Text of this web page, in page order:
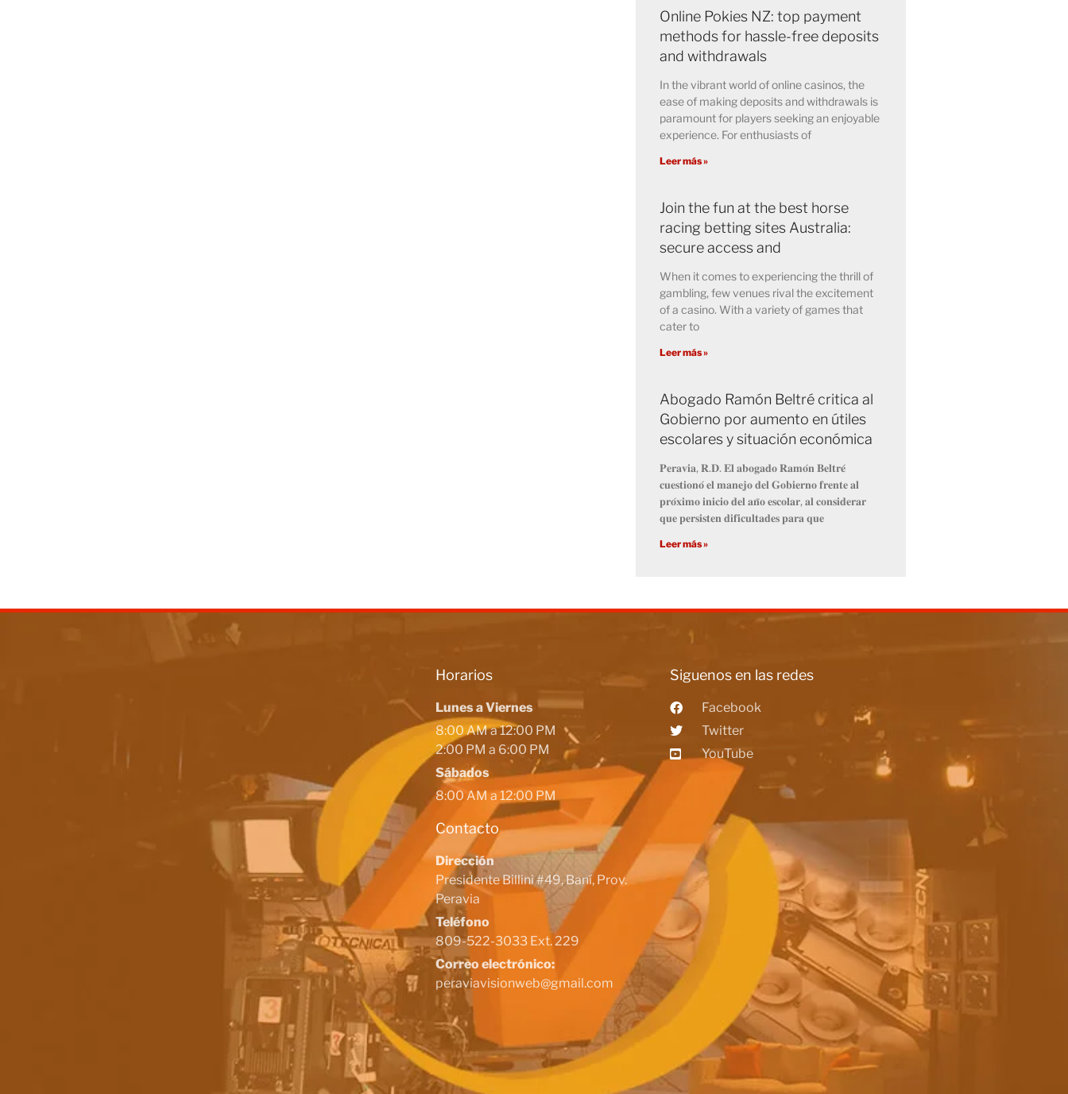
Online Pokies NZ: top payment
methods for hassle-free deposits
and withdrawals
In the vibrant world of online casinos, the
ease of making deposits and withdrawals is
paramount for players seeking an enjoyable
experience. For enthusiasts of
Leer más »
Join the fun at the best horse
racing betting sites Australia:
secure access and
When it comes to experiencing the thrill of
gambling, few venues rival the excitement
of a casino. With a variety of games that
cater to
Leer más »
Abogado Ramón Beltré critica al
Gobierno por aumento en útiles
escolares y situación económica
𝐏𝐞𝐫𝐚𝐯𝐢𝐚, 𝐑.𝐃. 𝐄𝐥 𝐚𝐛𝐨𝐠𝐚𝐝𝐨 𝐑𝐚𝐦𝐨́𝐧 𝐁𝐞𝐥𝐭𝐫𝐞́
𝐜𝐮𝐞𝐬𝐭𝐢𝐨𝐧𝐨́ 𝐞𝐥 𝐦𝐚𝐧𝐞𝐣𝐨 𝐝𝐞𝐥 𝐆𝐨𝐛𝐢𝐞𝐫𝐧𝐨 𝐟𝐫𝐞𝐧𝐭𝐞 𝐚𝐥
𝐩𝐫𝐨́𝐱𝐢𝐦𝐨 𝐢𝐧𝐢𝐜𝐢𝐨 𝐝𝐞𝐥 𝐚𝐧̃𝐨 𝐞𝐬𝐜𝐨𝐥𝐚𝐫, 𝐚𝐥 𝐜𝐨𝐧𝐬𝐢𝐝𝐞𝐫𝐚𝐫
𝐪𝐮𝐞 𝐩𝐞𝐫𝐬𝐢𝐬𝐭𝐞𝐧 𝐝𝐢𝐟𝐢𝐜𝐮𝐥𝐭𝐚𝐝𝐞𝐬 𝐩𝐚𝐫𝐚 𝐪𝐮𝐞
Leer más »
Horarios
Lunes a Viernes
8:00 AM a 12:00 PM
2:00 PM a 6:00 PM
Sábados
8:00 AM a 12:00 PM
Contacto
Dirección
Presidente Billini #49, Baní, Prov.
Peravia
Teléfono
809-522-3033 Ext. 229
Correo electrónico:
peraviavisionweb@gmail.com
Siguenos en las redes
Facebook
Twitter
YouTube